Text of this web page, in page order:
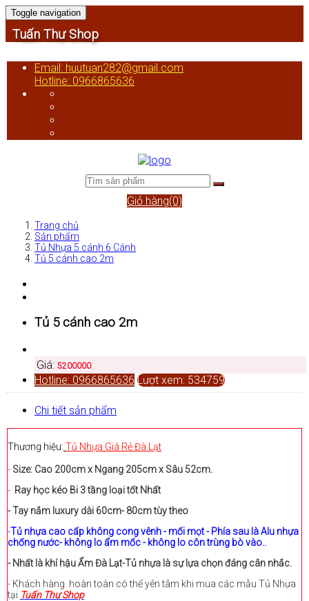
Toggle navigation
Tuấn Thư Shop
Email: huutuan282@gmail.com
Hotline: 0966865636
Giỏ hàng(0)
Trang chủ
Sản phẩm
Tủ Nhựa 5 cánh 6 Cánh
Tủ 5 cánh cao 2m
Tủ 5 cánh cao 2m
Giá: 5200000
Hotline: 0966865636 Lượt xem: 534759
Chi tiết sản phẩm
Thương hiệu: Tủ Nhựa Giá Rẻ Đà Lạt
- Size: Cao 200cm x Ngang 205cm x Sâu 52cm.
- Ray học kéo Bi 3 tầng loại tốt Nhất
- Tay nắm luxury dài 60cm- 80cm tùy theo
-Tủ nhựa cao cấp không cong vênh - mối mọt - Phía sau là Alu nhựa
chống nước- không lo ẩm mốc - không lo côn trùng bò vào..
- Nhất là khí hậu Ẩm Đà Lạt-Tủ nhựa là sự lựa chọn đáng cân nhắc.
- Khách hàng hoàn toàn có thể yên tâm khi mua các mẫu Tủ Nhựa
tại Tuấn Thư Shop